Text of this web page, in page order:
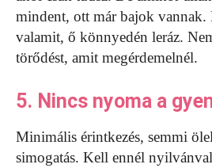
mindent, ott már bajok vannak.
valamit, ő könnyedén leráz.
törődést, amit megérdemelnél.
5. Nincs nyoma a
Minimális érintkezés, semmi
simogatás. Kell ennél